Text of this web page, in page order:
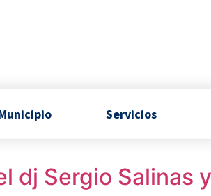
Servicios
dj Sergio Salinas